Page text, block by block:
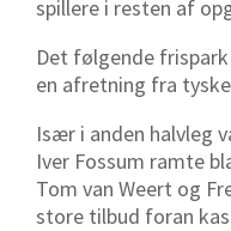
spillere i resten af
Det følgende
en afretning fra
Især i anden halvleg
Iver Fossum ramte
Tom van Weert og
store tilbud foran